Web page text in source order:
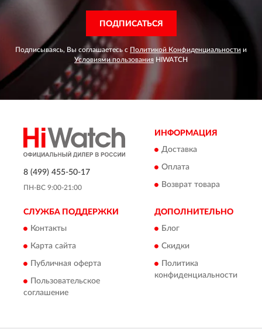
ПОДПИСАТЬСЯ
Подписываясь, Вы соглашаетесь с Политикой Конфиденциальности и
Условиями пользования HIWATCH
8 (499) 455-50-17
ПН-ВС 9:00-21:00
ИНФОРМАЦИЯ
Доставка
Оплата
Возврат товара
СЛУЖБА ПОДДЕРЖКИ
Контакты
Карта сайта
Публичная оферта
Пользовательское
соглашение
ДОПОЛНИТЕЛЬНО
Блог
Скидки
Политика
конфиденциальности